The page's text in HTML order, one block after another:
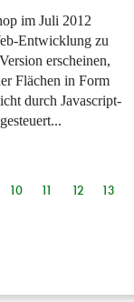
im Juli 2012
Entwicklung zu
erscheinen,
Flächen in Form
durch Javascript-
10 11 12
13